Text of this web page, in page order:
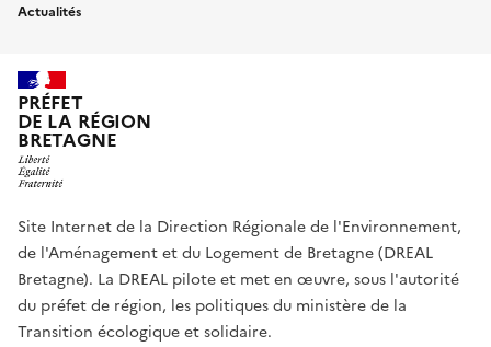
Actualités
PRÉFET
DE LA RÉGION
BRETAGNE
Site Internet de la Direction Régionale de l'Environnement,
de l'Aménagement et du Logement de Bretagne (DREAL
Bretagne). La DREAL pilote et met en œuvre, sous l'autorité
du préfet de région, les politiques du ministère de la
Transition écologique et solidaire.